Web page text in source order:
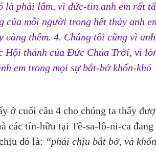
là phải lắm, vì đức-tin anh em rất
của mỗi người trong hết thảy anh
càng thêm. 4. Chúng tôi cũng vì
Hội thánh của Đức Chúa Trời, vì
em trong mọi sự bắt-bớ khốn-khó
ở cuối câu 4 cho chúng ta thấy
các tín-hữu tại Tê-sa-lô-ni-ca đang
đó là: “phải chịu bắt bớ, và khốn